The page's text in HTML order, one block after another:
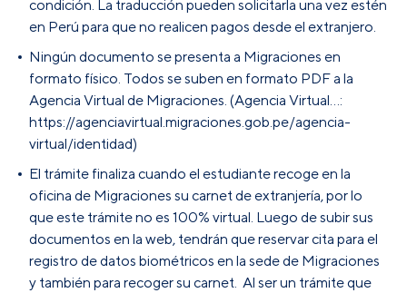
condición. La traducción pueden solicitarla una vez estén
en Perú para que no realicen pagos desde el extranjero.
Ningún documento se presenta a Migraciones en
formato físico. Todos se suben en formato PDF a la
Agencia Virtual de Migraciones. (Agencia Virtual…:
https://agenciavirtual.migraciones.gob.pe/agencia-
virtual/identidad)
El trámite finaliza cuando el estudiante recoge en la
oficina de Migraciones su carnet de extranjería, por lo
que este trámite no es 100% virtual. Luego de subir sus
documentos en la web, tendrán que reservar cita para el
registro de datos biométricos en la sede de Migraciones
y también para recoger su carnet. Al ser un trámite que